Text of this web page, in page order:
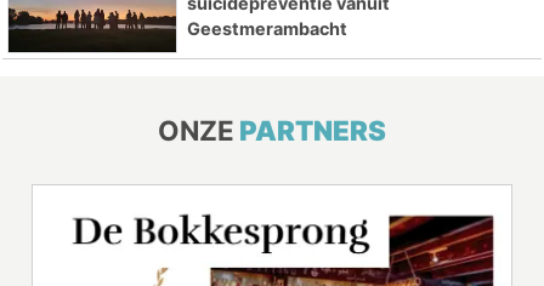
Geestmerambacht
ONZE PARTNERS